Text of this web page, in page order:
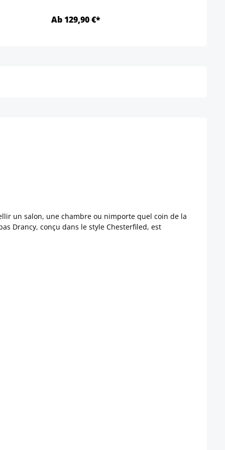
Ab 129,90 €*
un salon, une chambre ou nimporte quel coin de la
Drancy, conçu dans le style Chesterfiled, est